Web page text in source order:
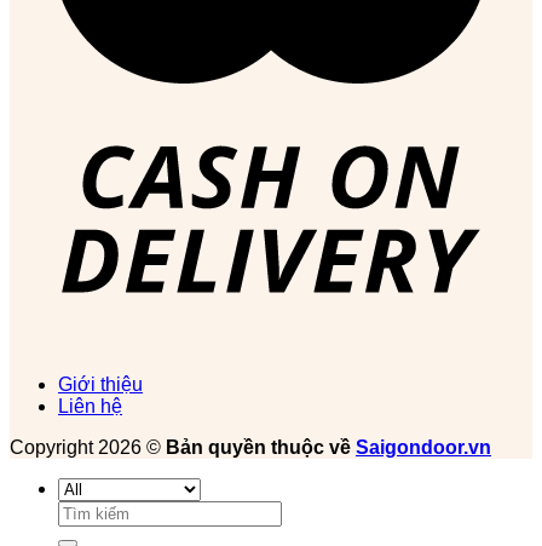
Giới thiệu
Liên hệ
Copyright 2026 © Bản quyền thuộc về Saigondoor.vn
Tìm
kiếm: